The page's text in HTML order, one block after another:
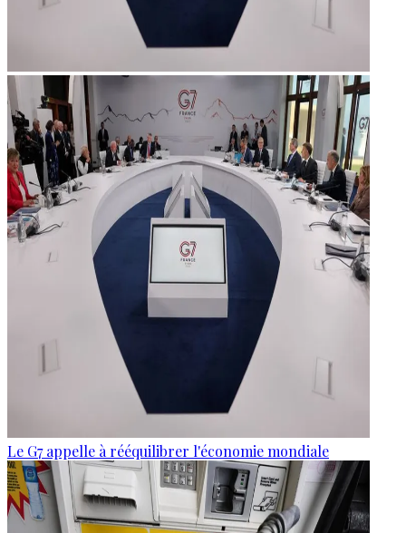
Le G7 appelle à rééquilibrer l'économie mondiale